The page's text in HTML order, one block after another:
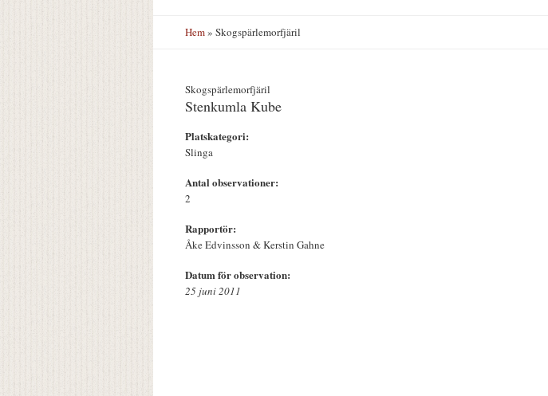
Hem» Skogspärlemorfjäril
Skogspärlemorfjäril
Stenkumla Kube
Platskategori:
Slinga
Antal observationer:
2
Rapportör:
Åke Edvinsson & Kerstin Gahne
Datum för observation:
25 juni 2011